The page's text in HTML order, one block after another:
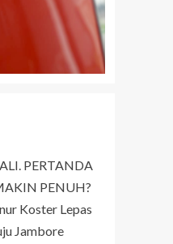
PERTANDA
PENUH?
Koster Lepas
Jambore